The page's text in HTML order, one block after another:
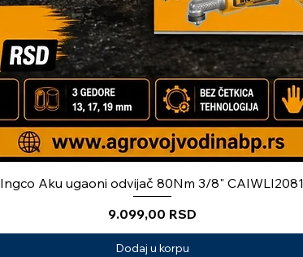
Ingco Aku ugaoni odvijač 80Nm 3/8" CAIWLI2081
Price
9.099,00 RSD
Dodaj u korpu